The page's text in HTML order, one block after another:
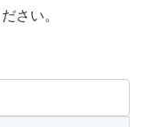
さい。